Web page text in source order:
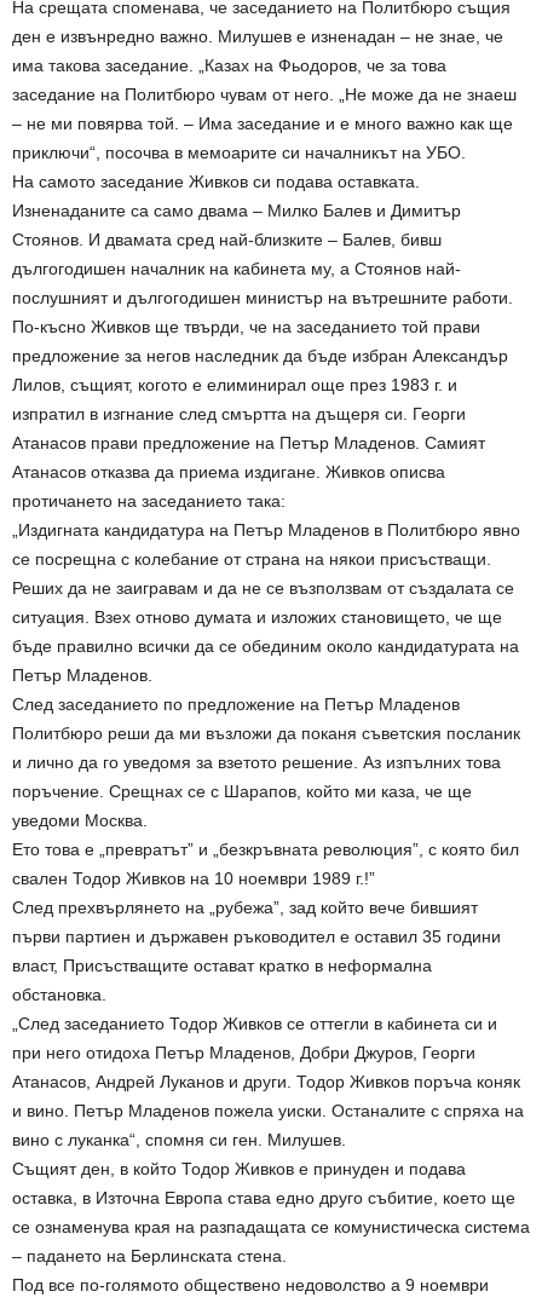
На срещата споменава, че заседанието на Политбюро същия
ден е извънредно важно. Милушев е изненадан – не знае, че
има такова заседание. „Казах на Фьодоров, че за това
заседание на Политбюро чувам от него. „Не може да не знаеш
– не ми повярва той. – Има заседание и е много важно как ще
приключи“, посочва в мемоарите си началникът на УБО.
На самото заседание Живков си подава оставката.
Изненаданите са само двама – Милко Балев и Димитър
Стоянов. И двамата сред най-близките – Балев, бивш
дългогодишен началник на кабинета му, а Стоянов най-
послушният и дългогодишен министър на вътрешните работи.
По-късно Живков ще твърди, че на заседанието той прави
предложение за негов наследник да бъде избран Александър
Лилов, същият, когото е елиминирал още през 1983 г. и
изпратил в изгнание след смъртта на дъщеря си. Георги
Атанасов прави предложение на Петър Младенов. Самият
Атанасов отказва да приема издигане. Живков описва
протичането на заседанието така:
„Издигната кандидатура на Петър Младенов в Политбюро явно
се посрещна с колебание от страна на някои присъстващи.
Реших да не заигравам и да не се възползвам от създалата се
ситуация. Взех отново думата и изложих становището, че ще
бъде правилно всички да се обединим около кандидатурата на
Петър Младенов.
След заседанието по предложение на Петър Младенов
Политбюро реши да ми възложи да поканя съветския посланик
и лично да го уведомя за взетото решение. Аз изпълних това
поръчение. Срещнах се с Шарапов, който ми каза, че ще
уведоми Москва.
Ето това е „превратът” и „безкръвната революция”, с която бил
свален Тодор Живков на 10 ноември 1989 г.!”
След прехвърлянето на „рубежа”, зад който вече бившият
първи партиен и държавен ръководител е оставил 35 години
власт, Присъстващите остават кратко в неформална
обстановка.
„След заседанието Тодор Живков се оттегли в кабинета си и
при него отидоха Петър Младенов, Добри Джуров, Георги
Атанасов, Андрей Луканов и други. Тодор Живков поръча коняк
и вино. Петър Младенов пожела уиски. Останалите с спряха на
вино с луканка“, спомня си ген. Милушев.
Същият ден, в който Тодор Живков е принуден и подава
оставка, в Източна Европа става едно друго събитие, което ще
се ознаменува края на разпадащата се комунистическа система
– падането на Берлинската стена.
Под все по-голямото обществено недоволство а 9 ноември